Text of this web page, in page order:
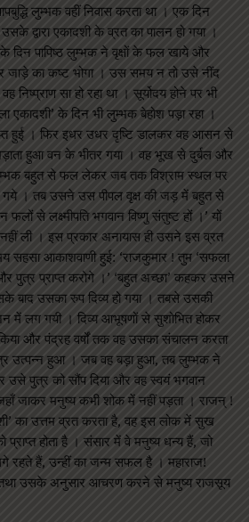
लुम्भक वहीं निवास करता था । एक दिन
द्वारा एकादशी के व्रत का पालन हो गया ।
के दिन पापिष्ठ लुम्भक ने वृक्षों के फल खाये और
जाड़े का कष्ट भोगा । उस समय न तो उसे नींद
सा हो रहा था । सूर्योदय होने पर भी
एकादशी’ के दिन भी लुम्भक बेहोश पड़ा रहा ।
हुई । फिर इधर उधर दृष्टि डालकर वह आसन से
हुआ वन के भीतर गया । वह भूख से दुर्बल और
लुम्भक बहुत से फल लेकर जब तक विश्राम स्थल पर
गये । तब उसने उस पीपल वृक्ष की जड़ में बहुत से
से लक्ष्मीपति भगवान विष्णु संतुष्ट हों ।’ यों
ली । इस प्रकार अनायास ही उसने इस व्रत
सहसा आकाशवाणी हुई: ‘राजकुमार ! तुम ‘सफला
पुत्र प्राप्त करोगे ।’ ‘बहुत अच्छा’ कहकर उसने
बाद उसका रुप दिव्य हो गया । तबसे उसकी
में लग गयी । दिव्य आभूषणों से सुशोभित होकर
और पंद्रह वर्षों तक वह उसका संचालन करता
उत्पन्न हुआ । जब वह बड़ा हुआ, तब लुम्भक ने
उसे पुत्र को सौंप दिया और वह स्वयं भगवान
जाकर मनुष्य कभी शोक में नहीं पड़ता । राजन् !
का उत्तम व्रत करता है, वह इस लोक में सुख
प्राप्त होता है । संसार में वे मनुष्य धन्य हैं, जो
रहते हैं, उन्हीं का जन्म सफल है । महाराज!
तथा उसके अनुसार आचरण करने से मनुष्य राजसूय